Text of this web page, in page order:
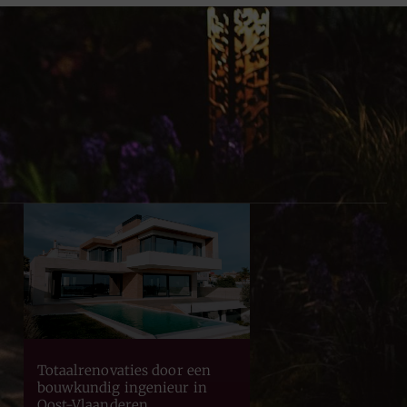
Totaalrenovaties door een
bouwkundig ingenieur in